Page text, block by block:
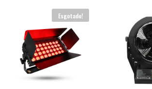
Esgotado!